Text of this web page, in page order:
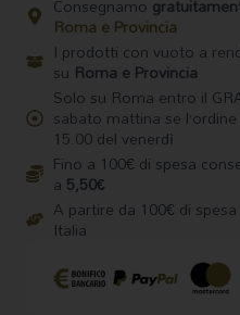
Consegnamo
Roma e Provincia
I prodotti con vuoto a
su Roma e Provincia
Solo su Roma entro il
sabato mattina se
15.00 del venerdì
Fino a 100€ di spesa
a 5,50€
A partire da 100€ di
Italia